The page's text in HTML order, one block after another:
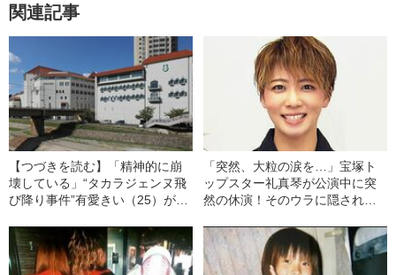
関連記事
【つづきを読む】「精神的に崩
壊している」“タカラジェンヌ飛
び降り事件”有愛きい（25）が死
ージ”「9月28日夜にはマンショ
ンから…」【宙組では複数の出
演者の体調不良が判明】
「突然、大粒の涙を…」宝塚ト
ップスター礼真琴が公演中に突
然の休演！そのウラに隠された